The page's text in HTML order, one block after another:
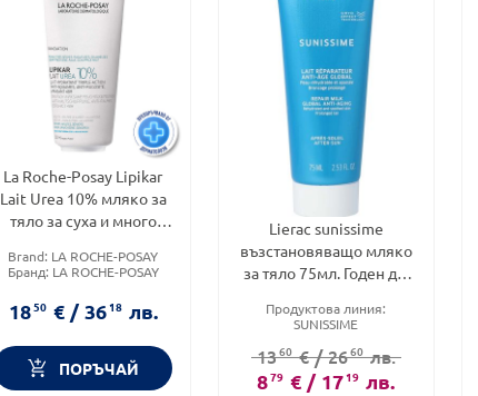
La Roche-Posay Lipikar
Lait Urea 10% мляко за
тяло за суха и много
852333
Brand: LA ROCHE-POSAY
Бранд: LA ROCHE-POSAY
ПОДАРЪК
1850 € / 3618 лв.
ПОРЪЧАЙ
Lierac sunissime
възстановяващо мляко
за тяло 75мл. Годен до:
Продуктова линия:
SUNISSIME
Дермокозметика
Тип продукт:Мляко
1360€ / 2660лв.
879 € / 1719 лв.